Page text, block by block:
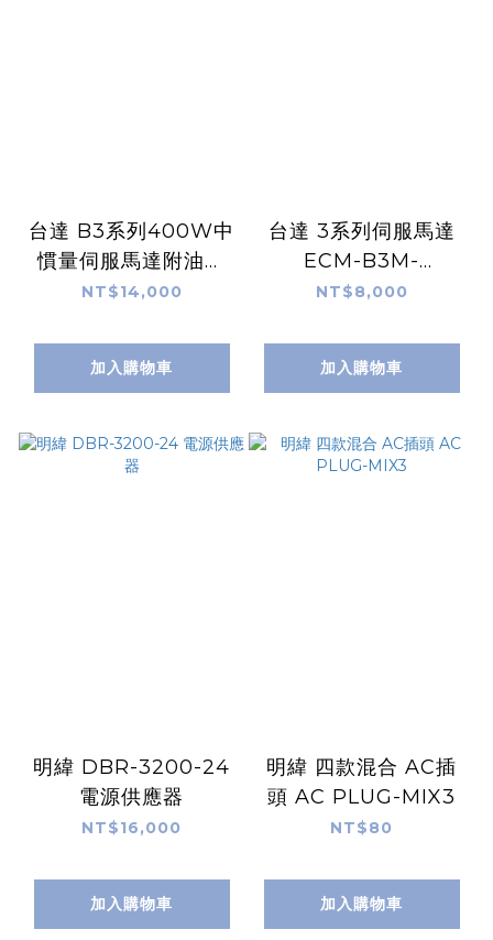
台達 B3系列400W中
慣量伺服馬達附油封
附煞車 ECM-B3M-
NT$14,000
加入購物車
台達 3系列伺服馬達
ECM-B3M-
C20604RS1
NT$8,000
加入購物車
明緯 DBR-3200-24
電源供應器
NT$16,000
加入購物車
明緯 四款混合 AC插
頭 AC PLUG-MIX3
NT$80
加入購物車